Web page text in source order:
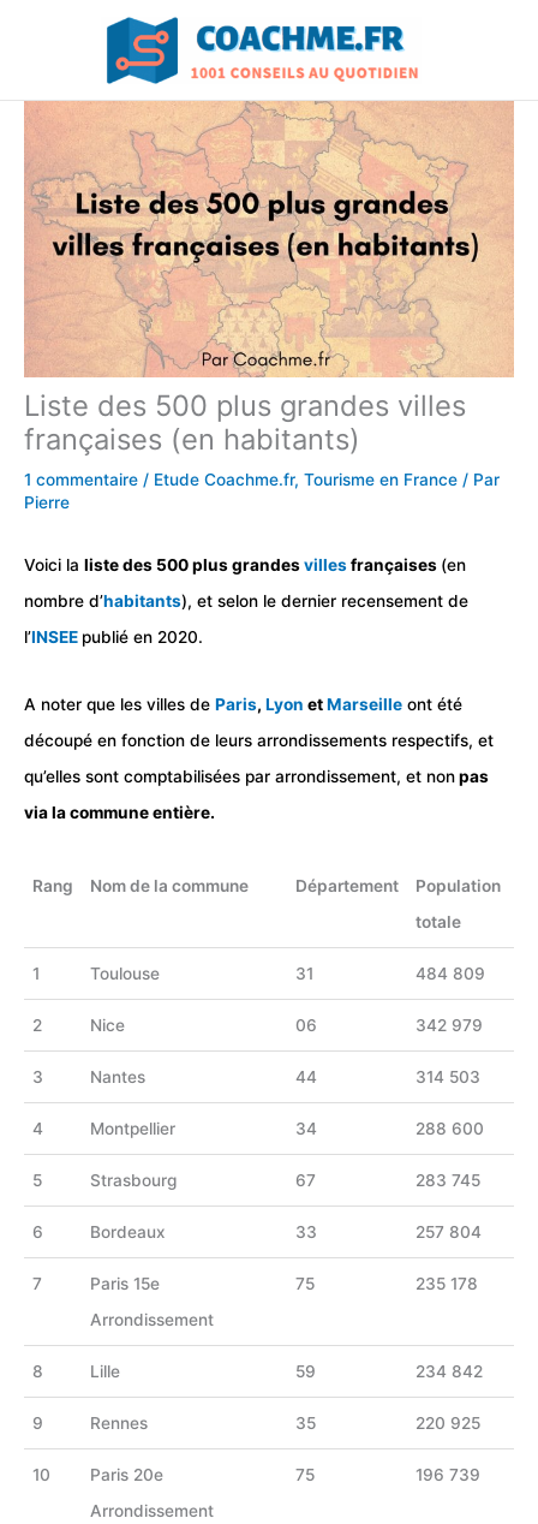
Liste des 500 plus grandes villes
françaises (en habitants)
1 commentaire / Etude Coachme.fr, Tourisme en France / Par
Pierre
Voici la liste des 500 plus grandesvillesfrançaises (en
nombre d’habitants), et selon le dernier recensement de
l’INSEE publié en 2020.
A noter que les villes de Paris, Lyon etMarseille ont été
découpé en fonction de leurs arrondissements respectifs, et
qu’elles sont comptabilisées par arrondissement, et nonpas
via la commune entière.
Rang Nom de la commune Département
Population
totale
1 Toulouse 31 484 809
2 Nice 06 342 979
3 Nantes 44 314 503
4 Montpellier 34 288 600
5 Strasbourg 67 283 745
6 Bordeaux 33 257 804
7
Paris 15e
Arrondissement
75 235 178
8 Lille 59 234 842
9 Rennes 35 220 925
10
Paris 20e
Arrondissement
75 196 739